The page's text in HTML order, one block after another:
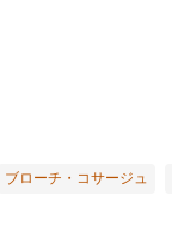
ブローチ・コサージュ